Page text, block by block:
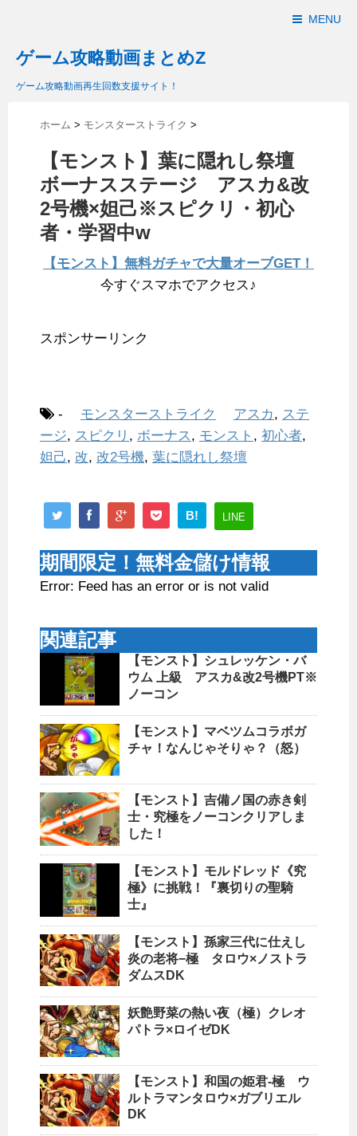
MENU
ゲーム攻略動画まとめZ
ゲーム攻略動画再生回数支援サイト！
ホーム > モンスターストライク >
【モンスト】葉に隠れし祭壇
ボーナスステージ アスカ&改
2号機×妲己※スピクリ・初心
者・学習中w
【モンスト】無料ガチャで大量オーブGET！
今すぐスマホでアクセス♪
スポンサーリンク
- モンスターストライク アスカ, ステ
ージ, スピクリ , ボーナス, モンスト , 初心者,
妲己, 改, 改2号機, 葉に隠れし祭壇
B! LINE
期間限定！無料金儲け情報
Error: Feed has an error or is not valid
関連記事
【モンスト】シュレッケン・バ
ウム 上級 アスカ&改2号機PT※
ノーコン
【モンスト】マベツムコラボガ
チャ！なんじゃそりゃ？（怒）
【モンスト】吉備ノ国の赤き剣
士・究極をノーコンクリアしま
した！
【モンスト】モルドレッド《究
極》に挑戦！『裏切りの聖騎
士』
【モンスト】孫家三代に仕えし
炎の老将−極 タロウ×ノストラ
ダムスDK
妖艶野菜の熱い夜（極）クレオ
パトラ×ロイゼDK
【モンスト】和国の姫君-極 ウ
ルトラマンタロウ×ガブリエル
DK